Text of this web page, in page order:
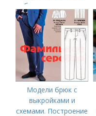
беспроигрышная
лотерея в загадках
на праздник на 250
лотов.
Модели брюк с
выкройками и
схемами. Построение